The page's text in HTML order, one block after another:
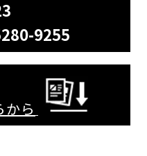
9255
から